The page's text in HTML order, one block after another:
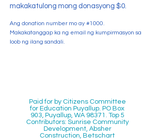
makakatulong mong donasyong $0.
Ang donation number mo ay #1000.
Makakatanggap ka ng email ng kumpirmasyon sa
loob ng ilang sandali.
Paid for by Citizens Committee
for Education Puyallup. PO Box
903, Puyallup, WA 98371. Top 5
Contributors: Sunrise Community
Development, Absher
Construction, Betschart